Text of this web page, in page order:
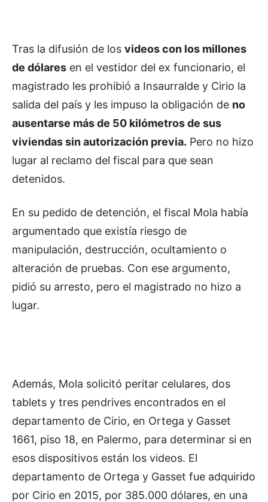
Tras la difusión de los videos con los millones
de dólares en el vestidor del ex funcionario, el
magistrado les prohibió a Insaurralde y Cirio la
salida del país y les impuso la obligación de no
ausentarse más de 50 kilómetros de sus
viviendas sin autorización previa. Pero no hizo
lugar al reclamo del fiscal para que sean
detenidos.
En su pedido de detención, el fiscal Mola había
argumentado que existía riesgo de
manipulación, destrucción, ocultamiento o
alteración de pruebas. Con ese argumento,
pidió su arresto, pero el magistrado no hizo a
lugar.
Además, Mola solicitó peritar celulares, dos
tablets y tres pendrives encontrados en el
departamento de Cirio, en Ortega y Gasset
1661, piso 18, en Palermo, para determinar si en
esos dispositivos están los videos. El
departamento de Ortega y Gasset fue adquirido
por Cirio en 2015, por 385.000 dólares, en una